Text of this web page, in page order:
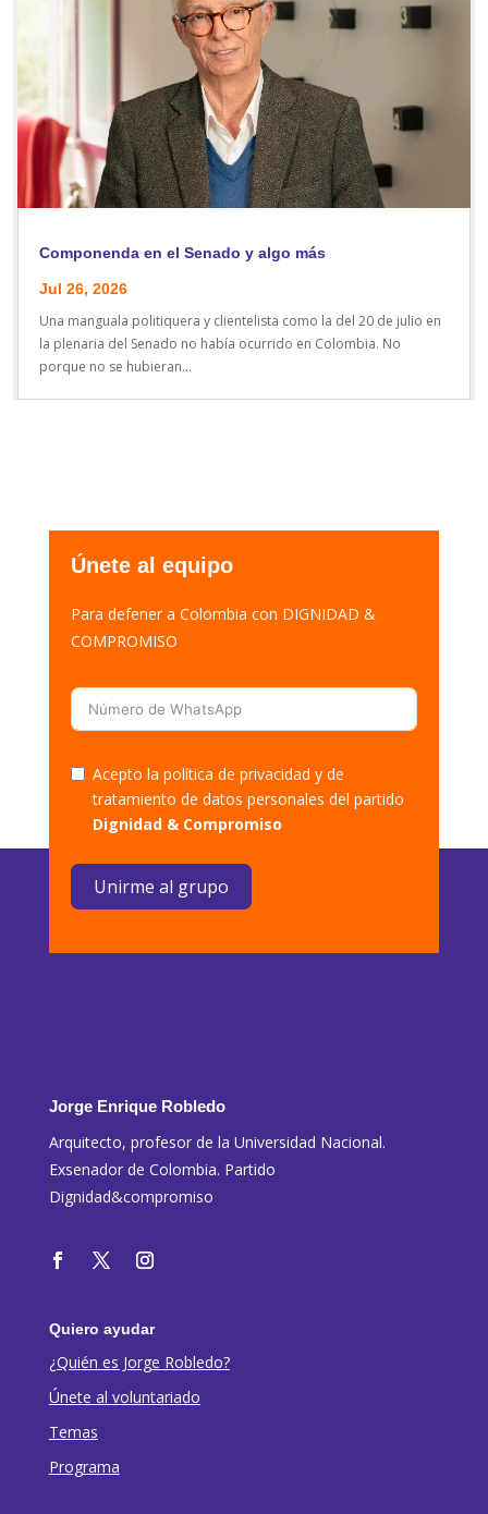
Componenda en el Senado y algo más
Jul 26, 2026
Una manguala politiquera y clientelista como la del 20 de julio en
la plenaria del Senado no había ocurrido en Colombia. No
porque no se hubieran...
Únete al equipo
Para defener a Colombia con DIGNIDAD &
COMPROMISO
Acepto la política de privacidad y de
tratamiento de datos personales del partido
Dignidad & Compromiso
Unirme al grupo
Jorge Enrique Robledo
Arquitecto, profesor de la Universidad Nacional.
Exsenador de Colombia. Partido
Dignidad&compromiso
Quiero ayudar
¿Quién es Jorge Robledo?
Únete al voluntariado
Temas
Programa